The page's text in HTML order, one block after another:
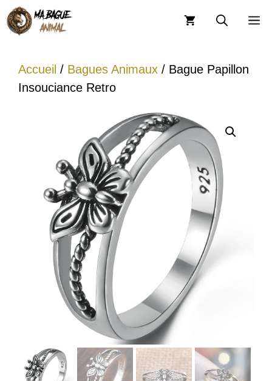
Aller
au
Accueil / Bagues Animaux / Bague Papillon
Insouciance Retro